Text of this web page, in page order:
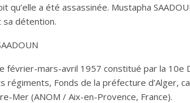
qu’elle a été assassinée. Mustapha
détention.
février-mars-avril 1957 constitué par la 10e
régiments, Fonds de la préfecture d’Alger,
Mer (ANOM / Aix-en-Provence, France).